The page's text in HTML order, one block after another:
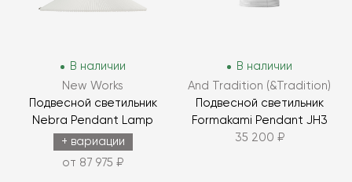
В наличии
New Works
Подвесной светильник
Nebra Pendant Lamp
+ вариации
от 87 975 ₽
В наличии
And Tradition (&Tradition)
Подвесной светильник
Formakami Pendant JH3
35 200 ₽